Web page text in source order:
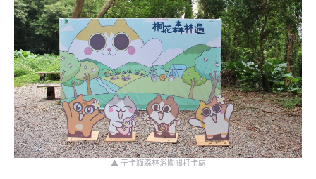
▲ 辛卡貓森林浴闖關打卡處